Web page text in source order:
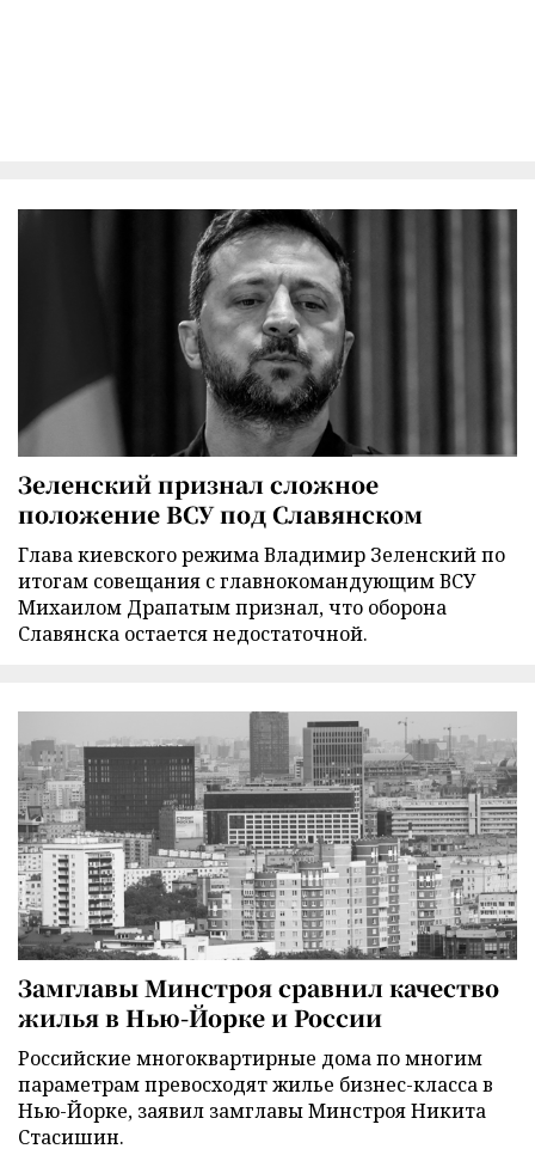
Зеленский признал сложное
положение ВСУ под Славянском
Глава киевского режима Владимир Зеленский по
итогам совещания с главнокомандующим ВСУ
Михаилом Драпатым признал, что оборона
Славянска остается недостаточной.
Замглавы Минстроя сравнил качество
жилья в Нью-Йорке и России
Российские многоквартирные дома по многим
параметрам превосходят жилье бизнес-класса в
Нью-Йорке, заявил замглавы Минстроя Никита
Стасишин.